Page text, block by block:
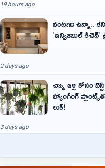
19 hours ago
వంటగది ఉన్నా..
'ఇన్విజిబుల్ కిచెన్'
2 days ago
చిన్న ఇళ్ల కోసం
హ్యాంగింగ్
లుక్!
3 days ago